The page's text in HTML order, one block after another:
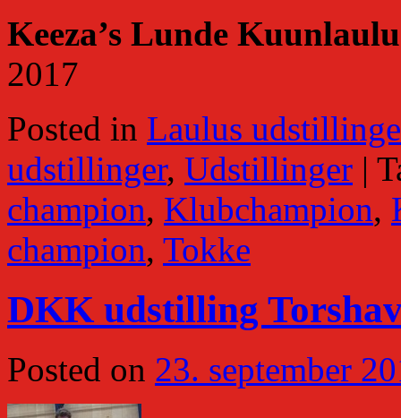
Keeza’s Lunde Kuunlaulu
2017
Posted in Laulus
udstillinger, Udstillinger |
champion, Klubchampion,
champion, Tokke
DKK udstilling
Posted on 23. september